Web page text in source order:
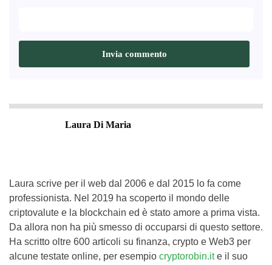
Laura Di Maria
Laura scrive per il web dal 2006 e dal 2015 lo fa come
professionista. Nel 2019 ha scoperto il mondo delle
criptovalute e la blockchain ed è stato amore a prima vista.
Da allora non ha più smesso di occuparsi di questo settore.
Ha scritto oltre 600 articoli su finanza, crypto e Web3 per
alcune testate online, per esempio cryptorobin.it e il suo